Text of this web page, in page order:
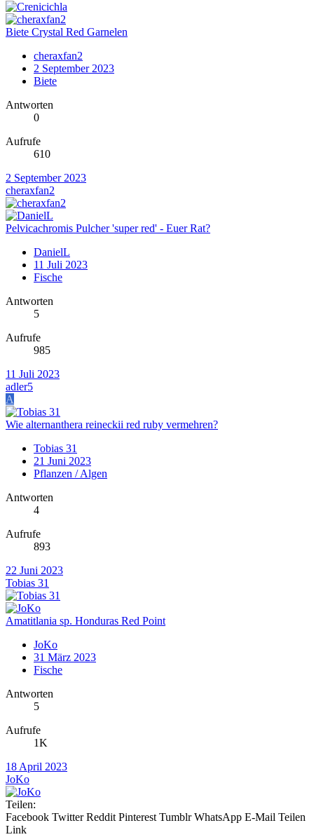
Biete Crystal Red Garnelen
cheraxfan2
2 September 2023
Biete
Antworten
0
Aufrufe
610
2 September 2023
cheraxfan2
Pelvicachromis Pulcher 'super red' - Euer Rat?
DanielL
11 Juli 2023
Fische
Antworten
5
Aufrufe
985
11 Juli 2023
adler5
A
Wie alternanthera reineckii red ruby vermehren?
Tobias 31
21 Juni 2023
Pflanzen / Algen
Antworten
4
Aufrufe
893
22 Juni 2023
Tobias 31
Amatitlania sp. Honduras Red Point
JoKo
31 März 2023
Fische
Antworten
5
Aufrufe
1K
18 April 2023
JoKo
Teilen:
Facebook Twitter Reddit Pinterest Tumblr WhatsApp E-Mail Teilen
Link